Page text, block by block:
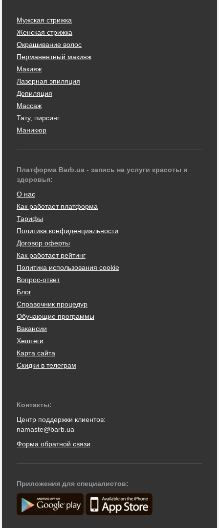
Мужская стрижка
Женская стрижка
Окрашивание волос
Перманентный макияж
Макияж
Лазерная эпиляция
Депиляция
Массаж
Тату, пирсинг
Маникюр
Платформа Barb.ua - запись на услуги красоты и
здоровья:
О нас
Как работает платформа
Тарифы
Политика конфиденциальности
Договор оферты
Как работает рейтинг
Политика использования cookie
Вопрос-ответ
Блог
Справочник процедур
Обучающие программы
Вакансии
Хештеги
Карта сайта
Скидки в телеграм
Контакты:
Центр поддержки клиентов:
namaste@barb.ua
Форма обратной связи
Приложения для специалистов: